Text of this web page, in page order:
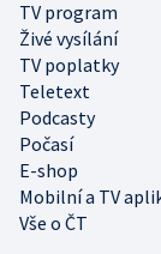
TV program
Živé vysílání
TV poplatky
Teletext
Podcasty
Počasí
E-shop
Mobilní a TV
Vše o ČT